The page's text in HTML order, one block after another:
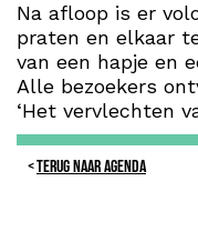
Na afloop is er
praten en elkaar
van een hapje en
Alle bezoekers
‘Het vervlechten
TERUG NAAR AGENDA